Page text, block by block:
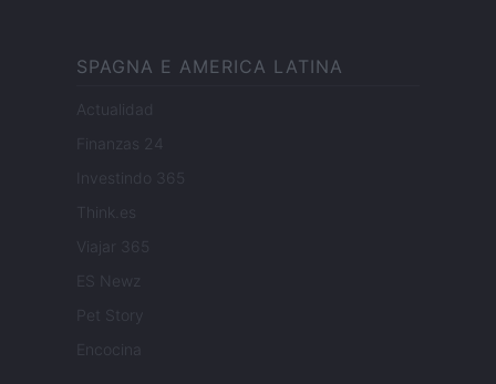
SPAGNA E AMERICA LATINA
Actualidad
Finanzas 24
Investindo 365
Think.es
Viajar 365
ES Newz
Pet Story
Encocina